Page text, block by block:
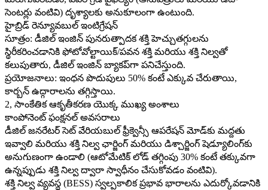
సెంటర్లు వంటివి) దృశ్యాలకు అనుకూలంగా ఉంటుంది.
హైబ్రిడ్ రెన్యూవబుల్ ఇంటిగ్రేషన్
సూత్రం: డీజిల్ ఇంజిన్ పునరుత్పాదక శక్తి హెచ్చుతగ్గులను
స్థిరీకరించడానికి ఫోటోవోల్టాయిక్/పవన శక్తి మరియు శక్తి నిల్వతో
కలుపుతారు, డీజిల్ ఇంజిన్ బ్యాకప్‌గా పనిచేస్తుంది.
ప్రయోజనాలు: ఇంధన పొదుపులు 50% కంటే ఎక్కువ చేరుతాయి,
కార్బన్ ఉద్గారాలను తగ్గిస్తాయి.
2, సాంకేతిక ఆకృతీకరణ యొక్క ముఖ్య అంశాలు
కాంపోనెంట్ ఫంక్షనల్ అవసరాలు
డీజిల్ జనరేటర్ సెట్ వేరియబుల్ ఫ్రీక్వెన్సీ ఆపరేషన్ మోడ్‌కు మద్దతు
ఇవ్వాలి మరియు శక్తి నిల్వ ఛార్జింగ్ మరియు డిశ్చార్జింగ్ షెడ్యూలింగ్‌కు
అనుగుణంగా ఉండాలి (ఆటోమేటిక్ లోడ్ తగ్గింపు 30% కంటే తక్కువగా
ఉన్నప్పుడు శక్తి నిల్వ ద్వారా స్వాధీనం చేసుకోవడం వంటివి).
శక్తి నిల్వ వ్యవస్థ (BESS) స్వల్పకాలిక ప్రభావ భారాలను ఎదుర్కోవడానికి